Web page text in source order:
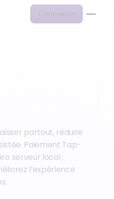
Connexion
partout, réduire
Paiement Tap-
serveur local ;
l’expérience